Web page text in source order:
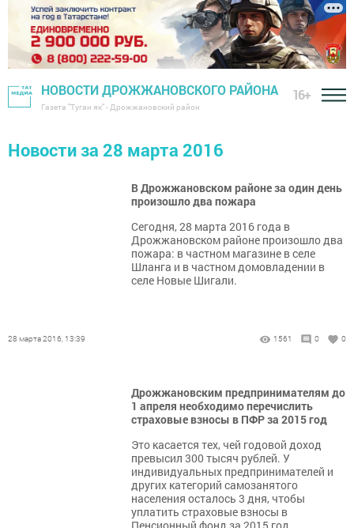
НОВОСТИ ДРОЖЖАНОВСКОГО РАЙОНА
Газета "Туган як" - Дрожжановский район
16+
Новости за 28 марта 2016
В Дрожжановском районе за один день
произошло два пожара
Сегодня, 28 марта 2016 года в
Дрожжановском районе произошло два
пожара: в частном магазине в селе
Шланга и в частном домовладении в
селе Новые Шигали.
28 марта 2016, 13:39 1561 0 0
Дрожжановским предпринимателям до
1 апреля необходимо перечислить
страховые взносы в ПФР за 2015 год
Это касается тех, чей годовой доход
превысил 300 тысяч рублей. У
индивидуальных предпринимателей и
других категорий самозанятого
населения осталось 3 дня, чтобы
уплатить страховые взносы в